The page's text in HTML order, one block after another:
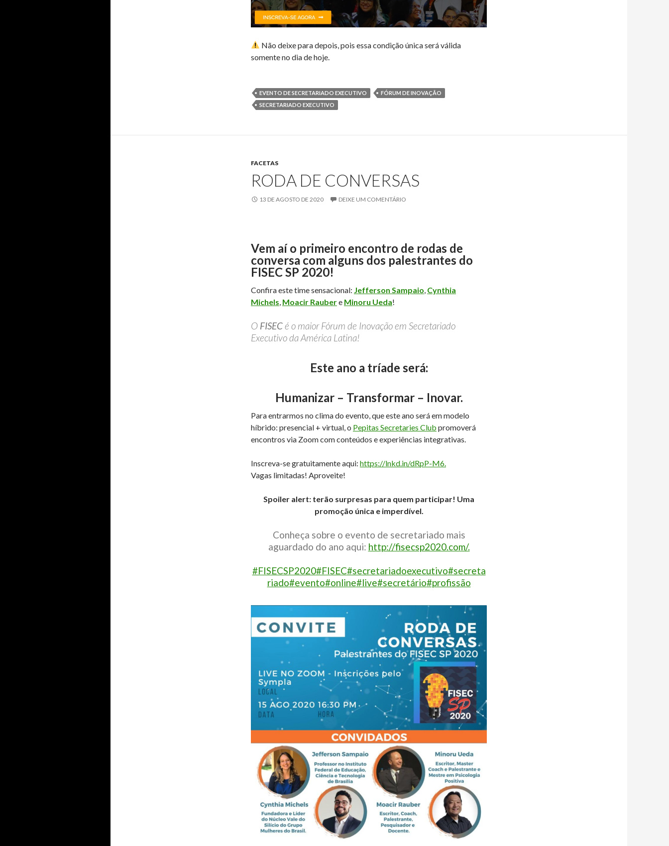
Não deixe para depois, pois essa condição única será válida
somente no dia de hoje.
EVENTO DE SECRETARIADO EXECUTIVO
FÓRUM DE INOVAÇÃO
SECRETARIADO EXECUTIVO
FACETAS
RODA DE CONVERSAS
13 DE AGOSTO DE 2020 DEIXE UM COMENTÁRIO
Vem aí o primeiro encontro de rodas de
conversa com alguns dos palestrantes do
FISEC SP 2020!
Confira este time sensacional: Jefferson Sampaio Cynthia
Michels Moacir Raubere Minoru Ueda!
O FISECé o maior Fórum de Inovação em Secretariado
Executivo da América Latina!
Este ano a tríade será:
Humanizar – Transformar – Inovar.
Para entrarmos no clima do evento, que este ano será em modelo
híbrido: presencial + virtual, o Pepitas Secretaries Club promoverá
encontros via Zoom com conteúdos e experiências integrativas.
Inscreva-se gratuitamente aqui: https://lnkd.in/dRpP-M6.
Vagas limitadas! Aproveite!
Spoiler alert: terão surpresas para quem participar! Uma
promoção única e imperdível.
Conheça sobre o evento de secretariado mais
aguardado do ano aqui: http://fisecsp2020.com/.
#FISECSP2020#FISEC#secretariadoexecutivo#secreta
riado#evento#online#live#secretário#profissão